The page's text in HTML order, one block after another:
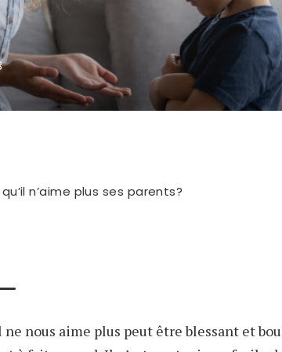
n’aime plus ses parents?
nous aime plus peut être blessant et